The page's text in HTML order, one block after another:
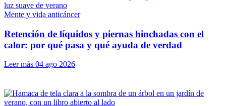
Mente y vida anticáncer
Retención de líquidos y piernas hinchadas con el
calor: por qué pasa y qué ayuda de verdad
Leer más 04 ago 2026